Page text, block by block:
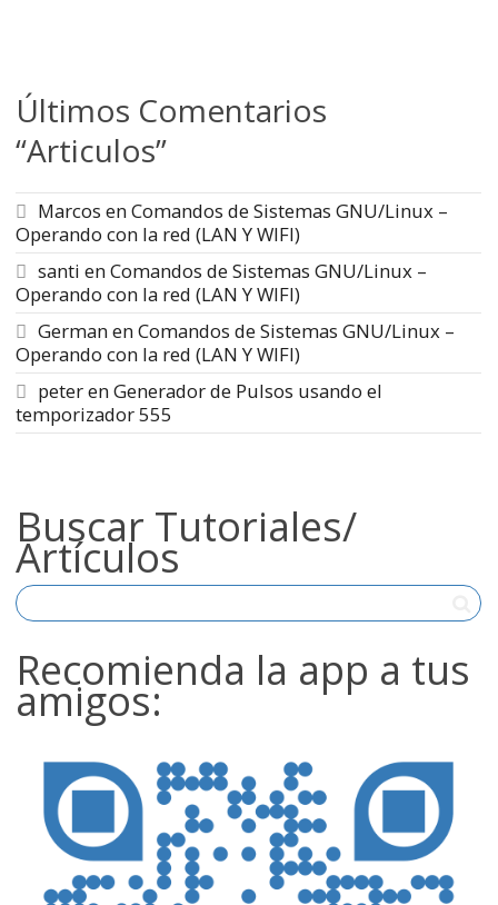
Últimos Comentarios
“Articulos”
Marcos enComandos de Sistemas GNU/Linux –
Operando con la red (LAN Y WIFI)
santi enComandos de Sistemas GNU/Linux –
Operando con la red (LAN Y WIFI)
GermanenComandos de Sistemas GNU/Linux –
Operando con la red (LAN Y WIFI)
peterenGenerador de Pulsos usando el
temporizador 555
Buscar Tutoriales/
Artículos
Recomienda la app a tus
amigos: